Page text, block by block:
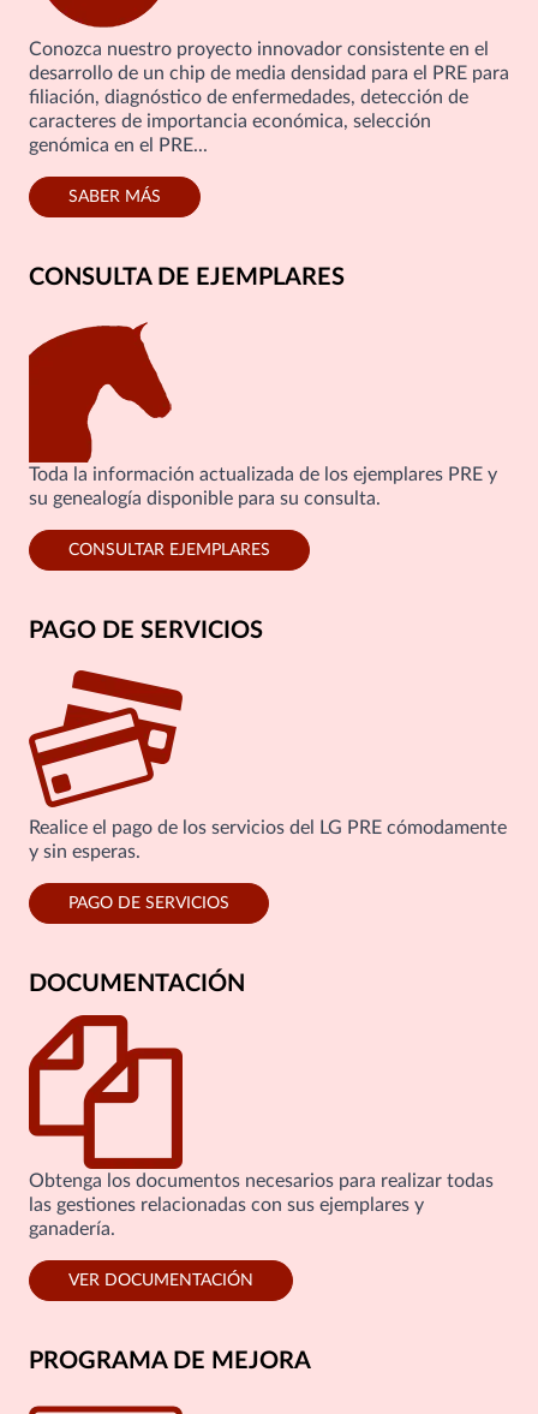
Conozca nuestro proyecto innovador consistente en el
desarrollo de un chip de media densidad para el PRE para
filiación, diagnóstico de enfermedades, detección de
caracteres de importancia económica, selección
genómica en el PRE...
SABER MÁS
CONSULTA DE EJEMPLARES
Toda la información actualizada de los ejemplares PRE y
su genealogía disponible para su consulta.
CONSULTAR EJEMPLARES
PAGO DE SERVICIOS
Realice el pago de los servicios del LG PRE cómodamente
y sin esperas.
PAGO DE SERVICIOS
DOCUMENTACIÓN
Obtenga los documentos necesarios para realizar todas
las gestiones relacionadas con sus ejemplares y
ganadería.
VER DOCUMENTACIÓN
PROGRAMA DE MEJORA